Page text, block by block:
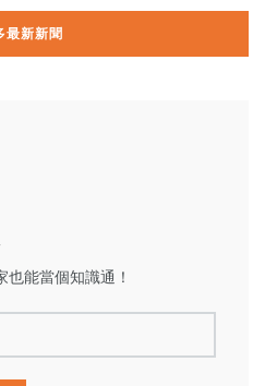
最新新聞
能當個知識通！